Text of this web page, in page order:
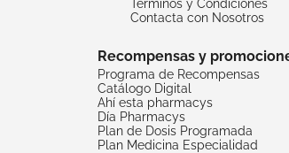
Términos y Condiciones
Contacta con Nosotros
Recompensas y
Programa de Recompensas
Catálogo Digital
Ahí esta pharmacys
Día Pharmacys
Plan de Dosis Programada
Plan Medicina Especialidad